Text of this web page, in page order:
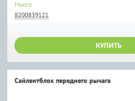
Много
8200839121
КУПИТЬ
Сайлентблок переднего рычага